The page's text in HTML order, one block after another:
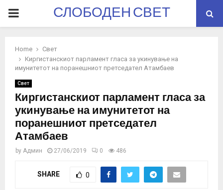
PRIMARYСЛОБОДЕН СВЕТ
Home
Свет
Киргистанскиот парламент гласа за укинување на
имунитетот на поранешниот претседател Атамбаев
Свет
Киргистанскиот парламент гласа за
укинување на имунитетот на
поранешниот претседател
Атамбаев
by Админ 27/06/2019 0 486
SHARE 0